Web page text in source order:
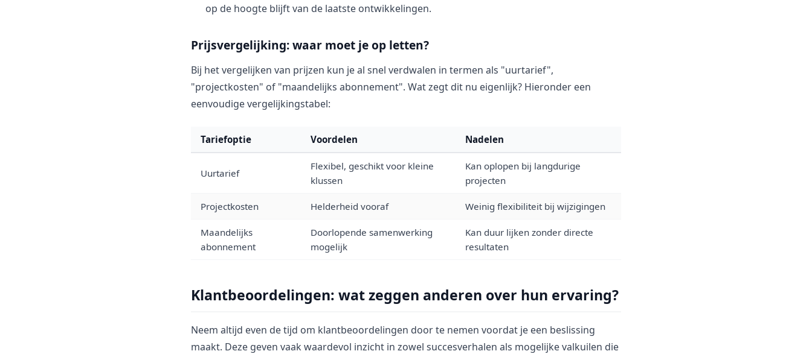
op de hoogte blijft van de laatste ontwikkelingen.
Prijsvergelijking: waar moet je op letten?
Bij het vergelijken van prijzen kun je al snel verdwalen in termen als "uurtarief",
"projectkosten" of "maandelijks abonnement". Wat zegt dit nu eigenlijk? Hieronder een
eenvoudige vergelijkingstabel:
Tariefoptie Voordelen Nadelen
Uurtarief
Flexibel, geschikt voor kleine
klussen
Kan oplopen bij langdurige
projecten
Projectkosten Helderheid vooraf Weinig flexibiliteit bij wijzigingen
Maandelijks
abonnement
Doorlopende samenwerking
mogelijk
Kan duur lijken zonder directe
resultaten
Klantbeoordelingen: wat zeggen anderen over hun ervaring?
Neem altijd even de tijd om klantbeoordelingen door te nemen voordat je een beslissing
maakt. Deze geven vaak waardevol inzicht in zowel succesverhalen als mogelijke valkuilen die